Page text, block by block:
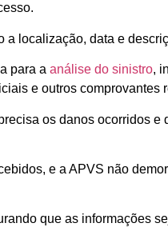
a localização, data e
para a análise do sinistro,
e outros comprovantes
os danos ocorridos e
e a APVS não
que as informações